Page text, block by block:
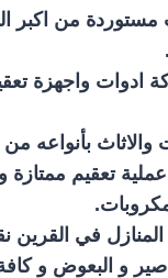
من اكبر
ادوات واجهزة
بأنواعه
عملية تعقيم
و البعوض و